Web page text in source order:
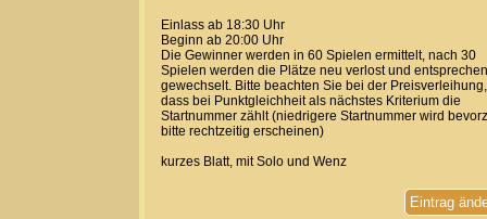
Einlass ab 18:30 Uhr
Beginn ab 20:00 Uhr
Die Gewinner werden in 60 Spielen ermittelt, nach 30
Spielen werden die Plätze neu verlost und
gewechselt. Bitte beachten Sie bei der Preisverleihung,
dass bei Punktgleichheit als nächstes Kriterium die
Startnummer zählt (niedrigere Startnummer wird
bitte rechtzeitig erscheinen)
kurzes Blatt, mit Solo und Wenz
Eintrag